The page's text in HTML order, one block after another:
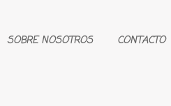
SOBRE NOSOTROS CONTACTO